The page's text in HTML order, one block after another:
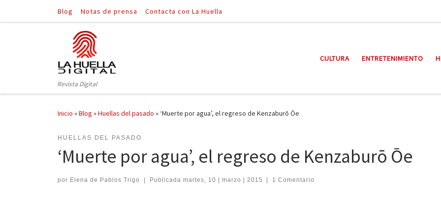
Saltar al contenido
Blog Notas de prensa Contacta con La Huella
Revista Digital
CULTURA ENTRETENIMIENTO
Inicio »Blog »Huellas del pasado » ‘Muerte por agua’, el regreso de Kenzaburō Ōe
HUELLAS DEL PASADO
‘Muerte por agua’, el regreso de Kenzaburō Ōe
por Elena de Pablos Trigo Publicada martes, 10 | marzo | 2015 1 Comentario